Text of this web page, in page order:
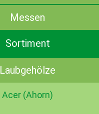
mB
mB
Sol mDb
x 300- 350 cm, Sol
Messen
Sortiment
Laubgehölze
Acer (Ahorn)